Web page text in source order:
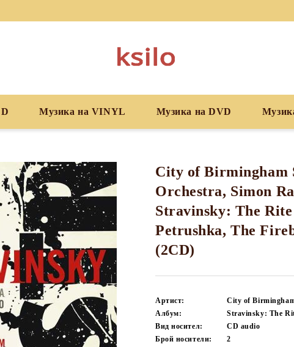
Музика на VINYL Музика на DVD
City of Birmingham
Orchestra, Simon
Stravinsky: The
Petrushka, The
(2CD)
Артист:
City of
Албум:
Stravinsky: The
Вид носител:
CD audio
Брой носители:
2